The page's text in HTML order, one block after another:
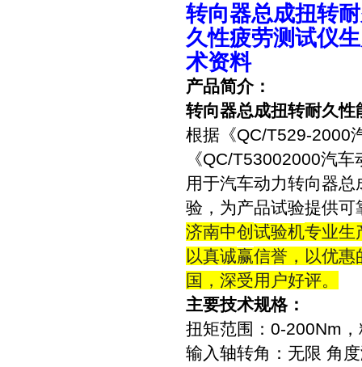
转向器总成扭转
久性疲劳测试仪
术资料
产品简介：
转向器总成扭转耐久性
根据《QC/T529-2000
《QC/T53002000汽
用于汽车动力转向器
验，为产品试验提供可
济南中创 试验机专业生
以真诚赢信誉，以优惠
国，深受用户好评。
主要技术规格：
扭矩范围：0-200Nm
输入轴转角：无限 角